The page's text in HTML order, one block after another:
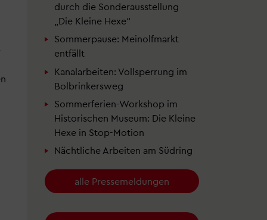
durch die Sonderausstellung
„Die Kleine Hexe“
Sommerpause: Meinolfmarkt
entfällt
Kanalarbeiten: Vollsperrung im
Bolbrinkersweg
Sommerferien-Workshop im
Historischen Museum: Die Kleine
Hexe in Stop-Motion
Nächtliche Arbeiten am Südring
alle Pressemeldungen